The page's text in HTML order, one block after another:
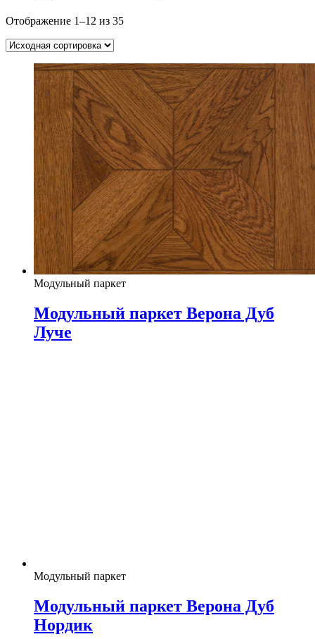
Отображение 1–12 из 35
Модульный паркет
Модульный паркет Верона Дуб
Луче
Модульный паркет
Модульный паркет Верона Дуб
Нордик